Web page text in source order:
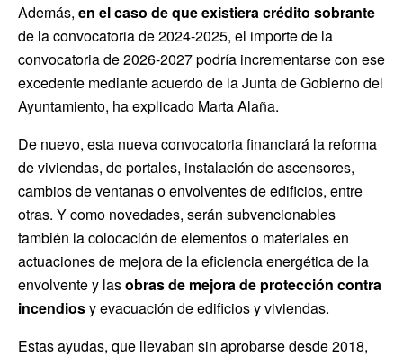
Además, en el caso de que existiera crédito sobrante
de la convocatoria de 2024-2025, el importe de la
convocatoria de 2026-2027 podría incrementarse con ese
excedente mediante acuerdo de la Junta de Gobierno del
Ayuntamiento, ha explicado Marta Alaña.
De nuevo, esta nueva convocatoria financiará la reforma
de viviendas, de portales, instalación de ascensores,
cambios de ventanas o envolventes de edificios, entre
otras. Y como novedades, serán subvencionables
también la colocación de elementos o materiales en
actuaciones de mejora de la eficiencia energética de la
envolvente y lasobras de mejora de protección contra
incendiosy evacuación de edificios y viviendas.
Estas ayudas, que llevaban sin aprobarse desde 2018,